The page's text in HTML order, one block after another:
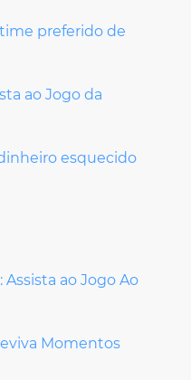
preferido de
ao Jogo da
esquecido
ao Jogo Ao
Momentos